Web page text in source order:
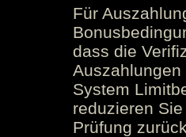
Für
dass die
System
reduzieren
Prüfung